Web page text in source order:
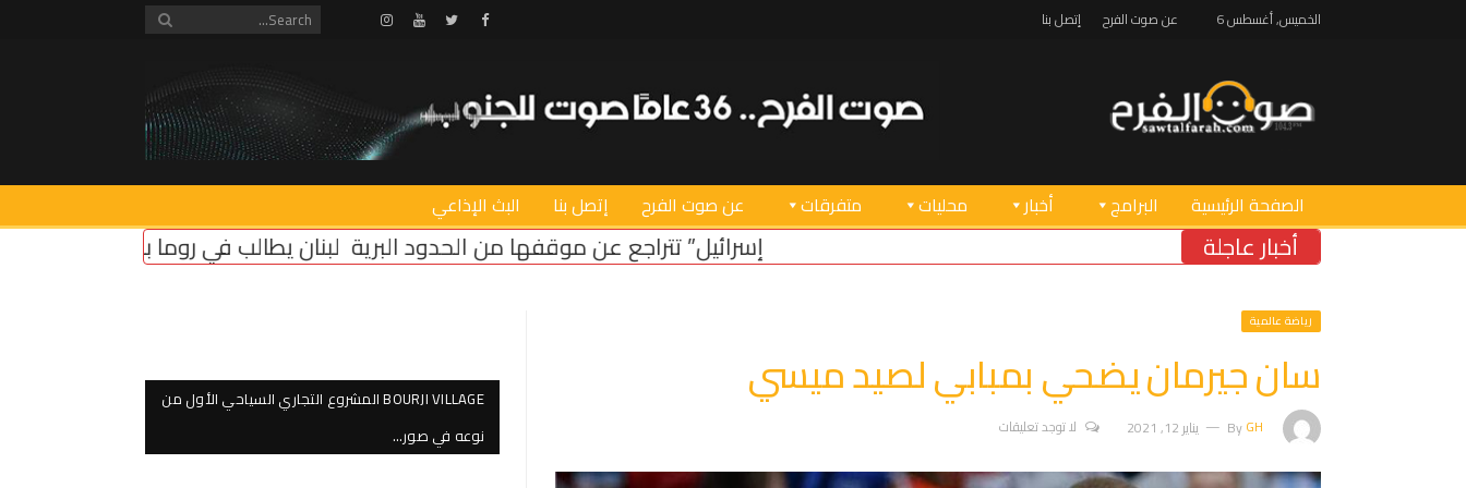
الخميس, أغسطس 6 عن صوت الفرح إتصل بنا Facebook
Twitter
Youtube
Instagram
الصفحة الرئيسية البرامج أخبار محليات متفرقات عن صوت الفرح إتصل بنا البث الإذاعي
أخبار عاجلة “إسرائيل” تتراجع عن موقفها من الحدود البرية لبنان يطالب في روما بإلزام “إسرائيل” بتثبيت وقف النار
رياضة عالمية
سان جيرمان يضحي بمبابي لصيد ميسي
ByGH يناير 12, 2021 لا توجد تعليقات
BOURJI VILLAGE المشروع التجاري السياحي الأول من
نوعه في صور…